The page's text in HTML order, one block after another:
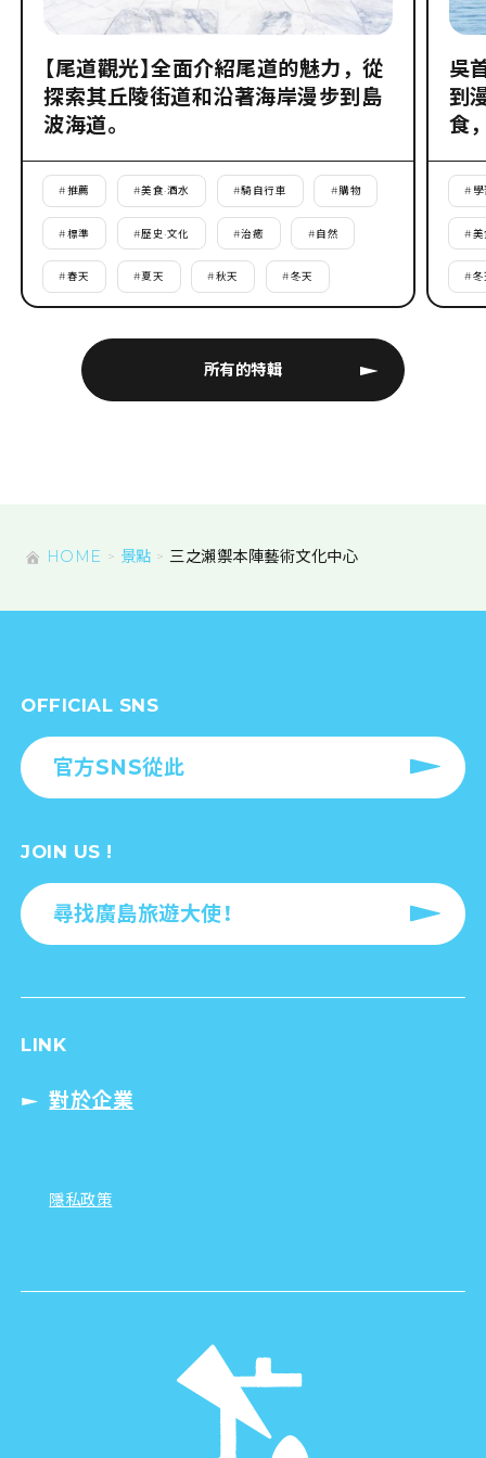
所有的特輯
【尾道觀光】全面介紹尾道的魅力，從
探索其丘陵街道和沿著海岸漫步到島
波海道。
#推薦 #美食·酒水 #騎自行車 #購物
#標準 #歷史·文化 #治癒 #自然
#春天 #夏天 #秋天 #冬天
吳
到
食
# 學
#美
#冬
HOME 景點 三之瀨禦本陣藝術文化中心
OFFICIAL SNS
官方SNS從此
JOIN US !
尋找廣島旅遊大使！
LINK
對於企業
隱私政策